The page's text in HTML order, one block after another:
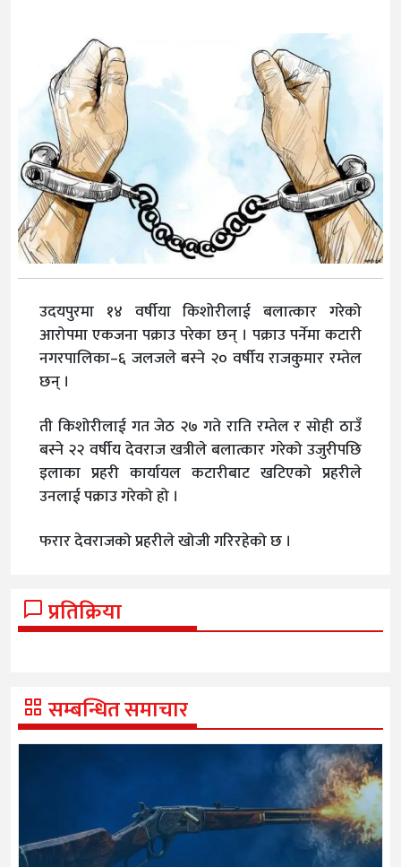
उदयपुरमा १४ वर्षीया किशोरीलाई बलात्कार गरेको
आरोपमा एकजना पक्राउ परेका छन् । पक्राउ पर्नेमा कटारी
नगरपालिका–६ जलजले बस्ने २० वर्षीय राजकुमार रम्तेल
छन् ।
ती किशोरीलाई गत जेठ २७ गते राति रम्तेल र सोही ठाउँ
बस्ने २२ वर्षीय देवराज खत्रीले बलात्कार गरेको उजुरीपछि
इलाका प्रहरी कार्यायल कटारीबाट खटिएको प्रहरीले
उनलाई पक्राउ गरेको हो ।
फरार देवराजको प्रहरीले खोजी गरिरहेको छ ।
प्रतिक्रिया
सम्बन्धित समाचार